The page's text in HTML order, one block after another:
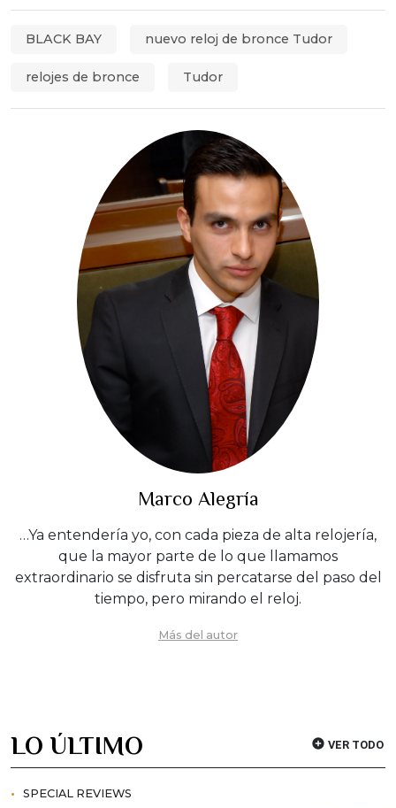
BLACK BAY nuevo reloj de bronce Tudor
relojes de bronce Tudor
Marco Alegría
…Ya entendería yo, con cada pieza de alta relojería,
que la mayor parte de lo que llamamos
extraordinario se disfruta sin percatarse del paso del
tiempo, pero mirando el reloj.
Más del autor
LO ÚLTIMO VER TODO
SPECIAL REVIEWS